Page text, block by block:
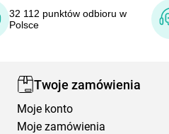
32 112 punktów odbioru w
Polsce
Twoje zamówienia
Moje konto
Moje zamówienia